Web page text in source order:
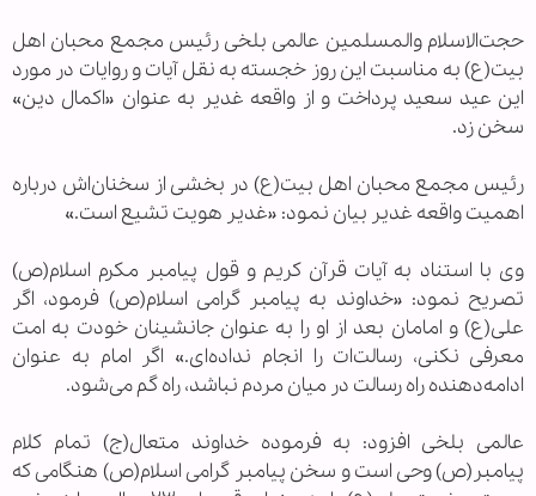
حجت‌الاسلام والمسلمین عالمی بلخی رئیس مجمع محبان اهل
بیت(ع) به مناسبت این روز خجسته به نقل آیات و روایات در مورد
این عید سعید پرداخت و از واقعه غدیر به عنوان «اکمال دین»
سخن زد.
رئیس مجمع محبان اهل بیت(ع) در بخشی از سخنان‌اش درباره
اهمیت واقعه غدیر بیان نمود: «غدیر هویت تشیع است.»
وی با استناد به آیات قرآن کریم و قول پیامبر مکرم اسلام(ص)
تصریح نمود: «خداوند به پیامبر گرامی اسلام(ص) فرمود، اگر
علی(ع) و امامان بعد از او را به عنوان جانشینان خودت به امت
معرفی نکنی، رسالت‌ات را انجام نداده‌ای.» اگر امام به عنوان
ادامه‌دهنده راه رسالت در میان مردم نباشد، راه گم می‌شود.
عالمی بلخی افزود: به فرموده خداوند متعال(ج) تمام کلام
پیامبر(ص) وحی است و سخن پیامبر گرامی اسلام(ص) هنگامی که